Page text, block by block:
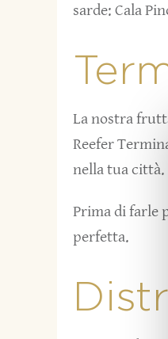
sarde: Cala
La nostra
Reefer
nella tua città.
Prima di farle
perfetta.